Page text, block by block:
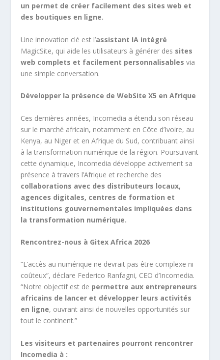
un permet de créer facilement des sites web et
des boutiques en ligne.
Une innovation clé est l’assistant IA intégré
MagicSite, qui aide les utilisateurs à générer des sites
web complets et facilement personnalisablesvia
une simple conversation.
Développer la présence de WebSite X5 en Afrique
Ces dernières années, Incomedia a étendu son réseau
sur le marché africain, notamment en Côte d’Ivoire, au
Kenya, au Niger et en Afrique du Sud, contribuant ainsi
à la transformation numérique de la région. Poursuivant
cette dynamique, Incomedia développe activement sa
présence à travers l’Afrique et recherche des
collaborations avec des distributeurs locaux,
agences digitales, centres de formation et
institutions gouvernementales impliquées dans
la transformation numérique.
Rencontrez-nous à Gitex Africa 2026
“L’accès au numérique ne devrait pas être complexe ni
coûteux”, déclare Federico Ranfagni, CEO d’Incomedia.
“Notre objectif est de permettre aux entrepreneurs
africains de lancer et développer leurs activités
en ligne, ouvrant ainsi de nouvelles opportunités sur
tout le continent.”
Les visiteurs et partenaires pourront rencontrer
Incomedia à :